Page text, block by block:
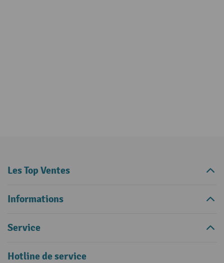
Les Top Ventes
Informations
Service
Hotline de service